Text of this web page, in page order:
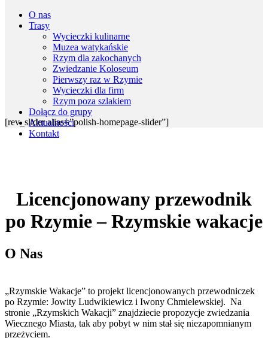
O nas
Trasy
Wycieczki kulinarne
Muzea watykańskie
Rzym dla zakochanych
Zwiedzanie Koloseum
Pierwszy raz w Rzymie
Wycieczki dla firm
Rzym poza szlakiem
Dołącz do grupy
Aktualności
Kontakt
[rev_slider alias=”polish-homepage-slider”]
Licencjonowany przewodnik
po Rzymie – Rzymskie wakacje
O Nas
„Rzymskie Wakacje” to projekt licencjonowanych przewodniczek
po Rzymie: Jowity Ludwikiewicz i Iwony Chmielewskiej. Na
stronie „Rzymskich Wakacji” znajdziecie propozycje zwiedzania
Wiecznego Miasta, tak aby pobyt w nim stał się niezapomnianym
przeżyciem.